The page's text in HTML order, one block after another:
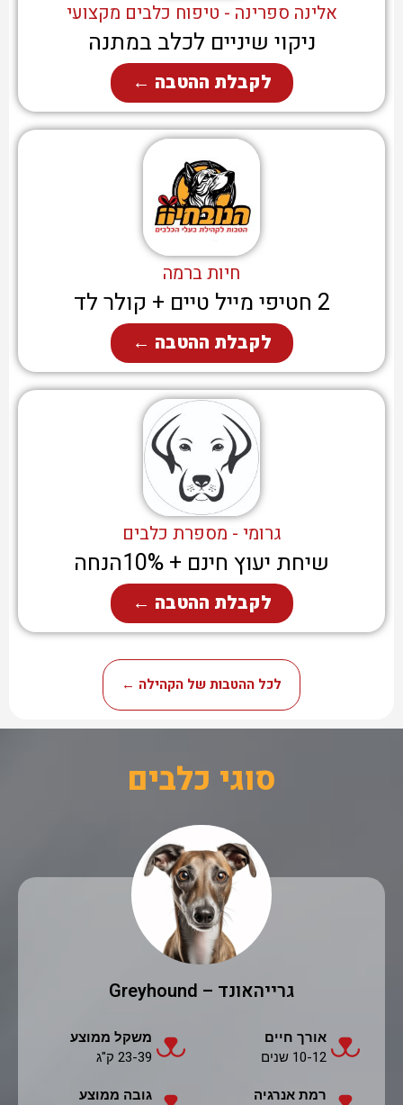
אלינה ספרינה - טיפוח כלבים מקצועי
ניקוי שיניים לכלב במתנה
לקבלת ההטבה ←
חיות ברמה
2 חטיפי מייל טיים + קולר לד
לקבלת ההטבה ←
גרומי - מספרת כלבים
שיחת יעוץ חינם + 10%הנחה
לקבלת ההטבה ←
לכל ההטבות של הקהילה ←
סוגי כלבים
גרייהאונד – Greyhound
אורך חיים
10-12 שנים
משקל ממוצע
23-39 ק"ג
רמת אנרגיה
גובה ממוצע